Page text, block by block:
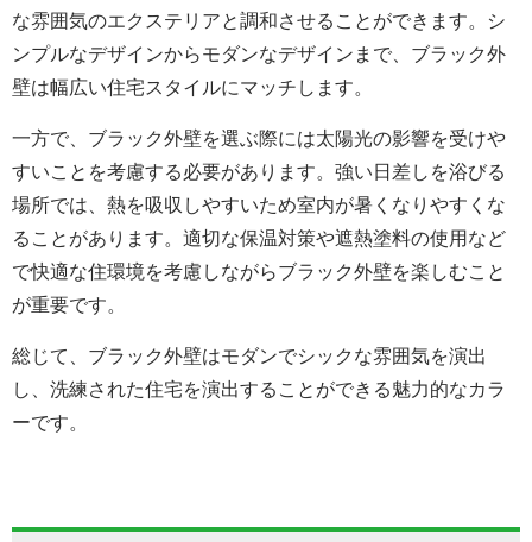
な雰囲気のエクステリアと調和させることができます。シ
ンプルなデザインからモダンなデザインまで、ブラック外
壁は幅広い住宅スタイルにマッチします。
一方で、ブラック外壁を選ぶ際には太陽光の影響を受けや
すいことを考慮する必要があります。強い日差しを浴びる
場所では、熱を吸収しやすいため室内が暑くなりやすくな
ることがあります。適切な保温対策や遮熱塗料の使用など
で快適な住環境を考慮しながらブラック外壁を楽しむこと
が重要です。
総じて、ブラック外壁はモダンでシックな雰囲気を演出
し、洗練された住宅を演出することができる魅力的なカラ
ーです。